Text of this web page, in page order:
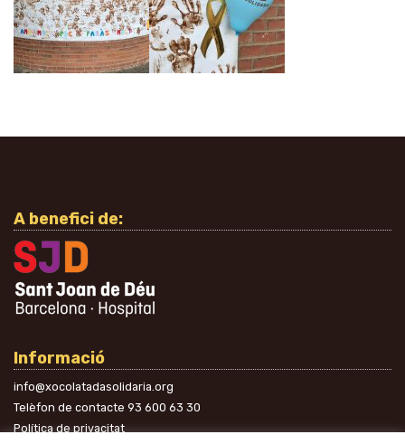
A benefici de:
Informació
info@xocolatadasolidaria.org
Telèfon de contacte 93 600 63 30
Política de privacitat